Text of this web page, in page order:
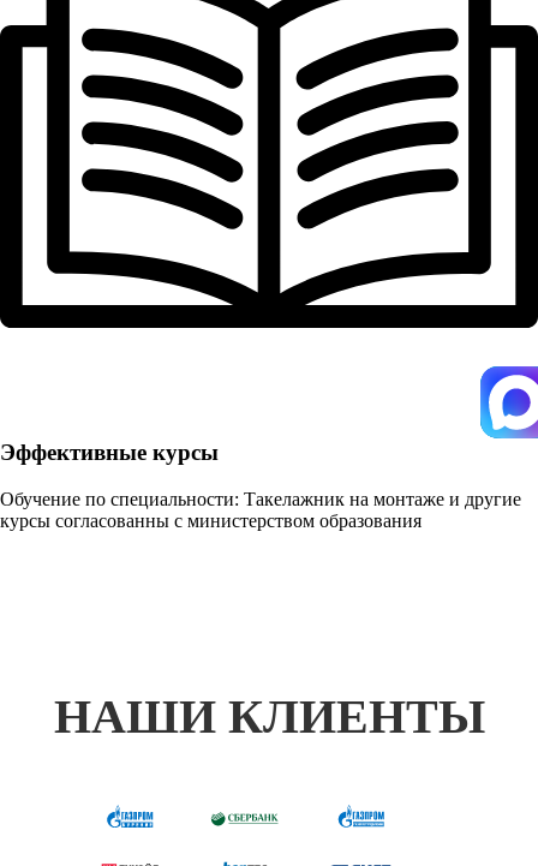
Эффективные курсы
Обучение по специальности: Такелажник на монтаже и другие
курсы согласованны с министерством образования
НАШИ КЛИЕНТЫ